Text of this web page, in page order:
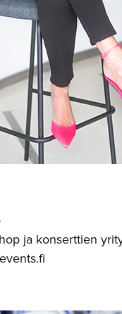
ja konserttien